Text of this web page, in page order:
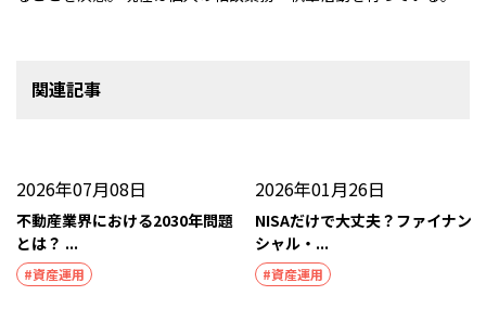
関連記事
2026年07月08日
不動産業界における2030年問題
とは？ ...
#資産運用
2026年01月26日
NISAだけで大丈夫？ファイナン
シャル・...
#資産運用